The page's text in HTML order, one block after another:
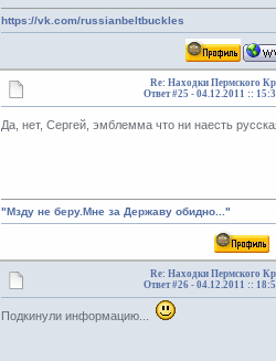
https://vk.com/russianbeltbuckles
Re: Находки Пермского
Ответ #25 - 04.12.2011 ::
Да, нет, Сергей, эмблемма что ни наесть
"Мзду не беру.Мне за Державу обидно..."
Re: Находки Пермского
Ответ #26 - 04.12.2011 ::
Подкинули информацию...